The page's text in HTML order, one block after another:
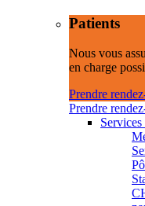
Patients
Nous vous
en charge
Prendre
Prendre